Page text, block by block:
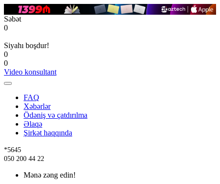
Səbət
0
Siyahı boşdur!
0
0
Video konsultant
FAQ
Xəbərlər
Ödəniş və çatdırılma
Əlaqə
Şirkət haqqında
*5645
050 200 44 22
Mənə zəng edin!